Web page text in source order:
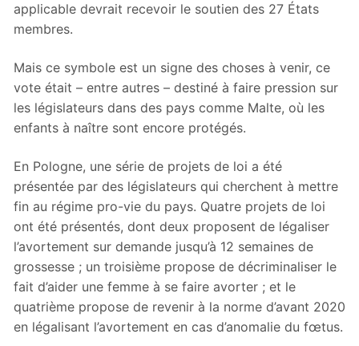
applicable devrait recevoir le soutien des 27 États
membres.
Mais ce symbole est un signe des choses à venir, ce
vote était – entre autres – destiné à faire pression sur
les législateurs dans des pays comme Malte, où les
enfants à naître sont encore protégés.
En Pologne, une série de projets de loi a été
présentée par des législateurs qui cherchent à mettre
fin au régime pro-vie du pays. Quatre projets de loi
ont été présentés, dont deux proposent de légaliser
l’avortement sur demande jusqu’à 12 semaines de
grossesse ; un troisième propose de décriminaliser le
fait d’aider une femme à se faire avorter ; et le
quatrième propose de revenir à la norme d’avant 2020
en légalisant l’avortement en cas d’anomalie du fœtus.